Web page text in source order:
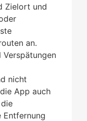
Zielort und
an.
Verspätungen
nicht
App auch
Entfernung